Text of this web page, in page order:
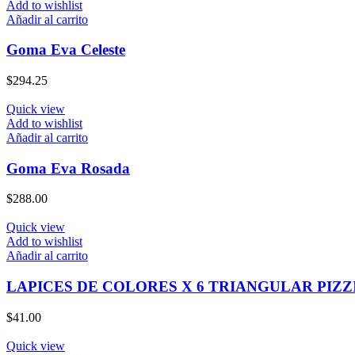
Add to wishlist
Añadir al carrito
Goma Eva Celeste
$294.25
Quick view
Add to wishlist
Añadir al carrito
Goma Eva Rosada
$288.00
Quick view
Add to wishlist
Añadir al carrito
LAPICES DE COLORES X 6 TRIANGULAR
$41.00
Quick view